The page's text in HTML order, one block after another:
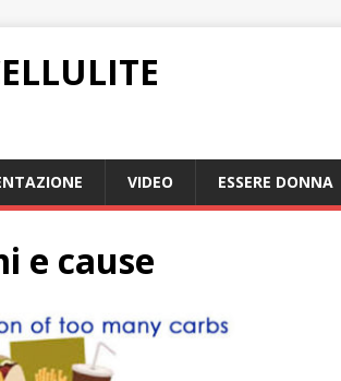
VIDEO ESSERE DONNA
e cause